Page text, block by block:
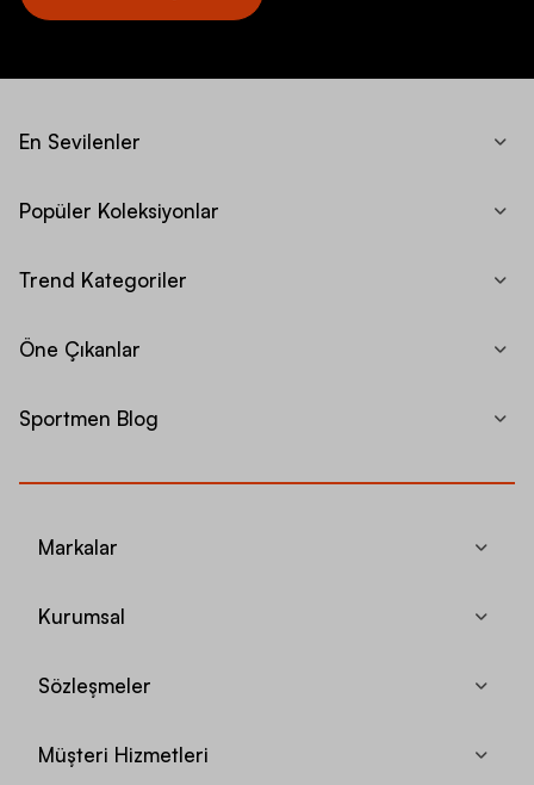
En Sevilenler
Popüler Koleksiyonlar
Trend Kategoriler
Öne Çıkanlar
Sportmen Blog
Markalar
Kurumsal
Sözleşmeler
Müşteri Hizmetleri